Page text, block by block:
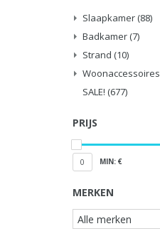
Slaapkamer (88)
Badkamer (7)
Strand (10)
Woonaccessoires
SALE! (677)
PRIJS
0 MIN: €
MERKEN